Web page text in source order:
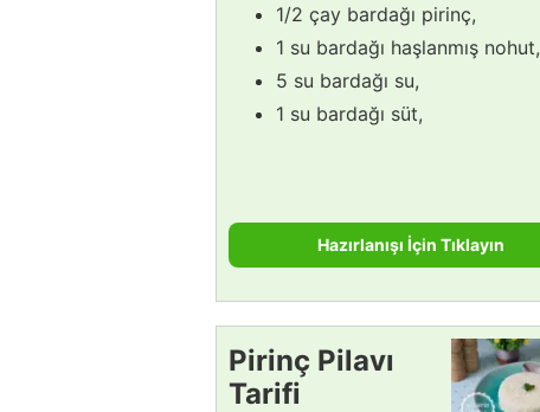
1/2 çay bardağı pirinç,
1 su bardağı haşlanmış nohut,
5 su bardağı su,
1 su bardağı süt,
Hazırlanışı İçin Tıklayın
Pirinç Pilavı
Tarifi